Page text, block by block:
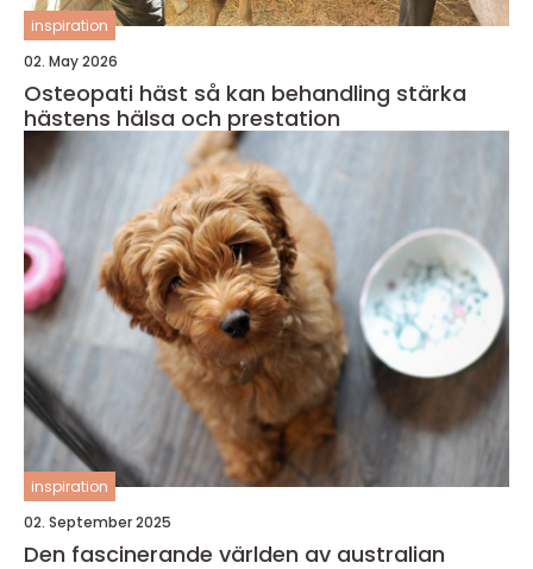
inspiration
02. May 2026
Osteopati häst så kan behandling stärka
hästens hälsa och prestation
inspiration
02. September 2025
Den fascinerande världen av australian